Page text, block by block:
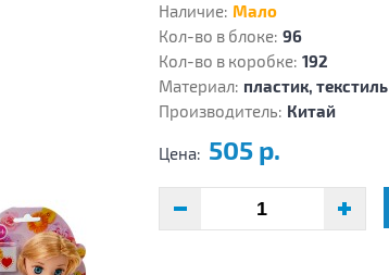
Наличие: Мало
Кол-во в блоке: 96
Кол-во в коробке: 192
Материал: пластик, текстиль
Производитель: Китай
Цена: 505 р.